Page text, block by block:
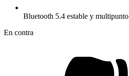
Bluetooth 5.4 estable y multipunto
En contra